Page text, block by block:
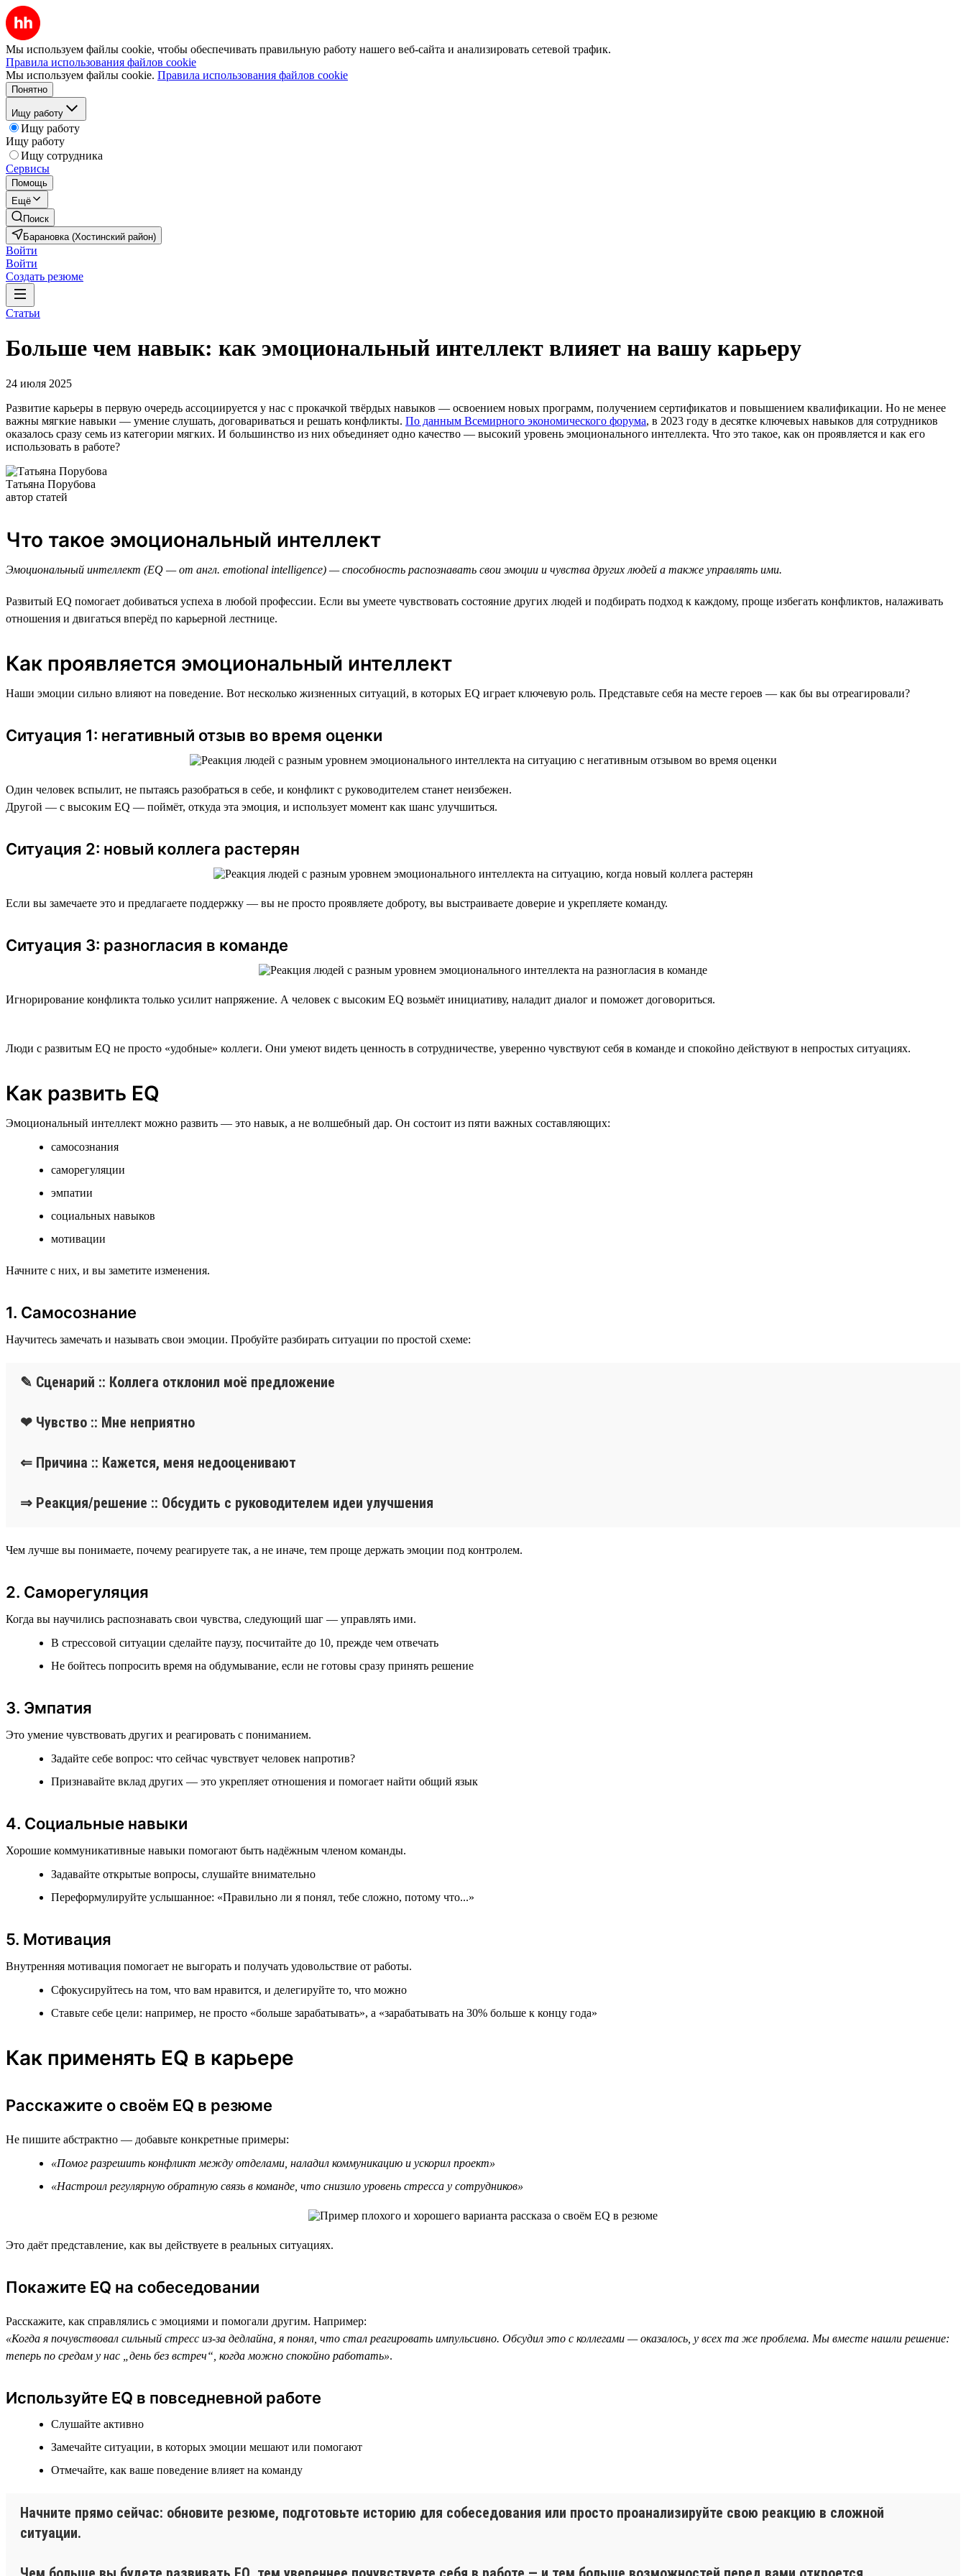
Мы используем файлы cookie, чтобы обеспечивать правильную работу нашего веб-сайта и анализировать сетевой трафик.
Правила использования файлов cookie
Мы используем файлы cookie. Правила использования файлов cookie
Понятно
Ищу работу
Ищу работу
Ищу работу
Ищу сотрудника
Сервисы
Помощь
Ещё
Поиск
Барановка (Хостинский район)
Войти
Войти
Создать резюме
Статьи
Больше чем навык: как эмоциональный интеллект влияет на вашу карьеру
24 июля 2025
Развитие карьеры в первую очередь ассоциируется у нас с прокачкой твёрдых навыков — освоением новых программ, получением сертификатов и повышением квалификации. Но не менее
важны мягкие навыки — умение слушать, договариваться и решать конфликты. По данным Всемирного экономического форума, в 2023 году в десятке ключевых навыков для сотрудников
оказалось сразу семь из категории мягких. И большинство из них объединяет одно качество — высокий уровень эмоционального интеллекта. Что это такое, как он проявляется и как его
использовать в работе?
Татьяна Порубова
автор статей
Что такое эмоциональный интеллект
Эмоциональный интеллект (EQ — от англ. emotional intelligence) — способность распознавать свои эмоции и чувства других людей а также управлять ими.
Развитый EQ помогает добиваться успеха в любой профессии. Если вы умеете чувствовать состояние других людей и подбирать подход к каждому, проще избегать конфликтов, налаживать
отношения и двигаться вперёд по карьерной лестнице.
Как проявляется эмоциональный интеллект
Наши эмоции сильно влияют на поведение. Вот несколько жизненных ситуаций, в которых EQ играет ключевую роль. Представьте себя на месте героев — как бы вы отреагировали?
Ситуация 1: негативный отзыв во время оценки
Один человек вспылит, не пытаясь разобраться в себе, и конфликт с руководителем станет неизбежен.
Другой — с высоким EQ — поймёт, откуда эта эмоция, и использует момент как шанс улучшиться.
Ситуация 2: новый коллега растерян
Если вы замечаете это и предлагаете поддержку — вы не просто проявляете доброту, вы выстраиваете доверие и укрепляете команду.
Ситуация 3: разногласия в команде
Игнорирование конфликта только усилит напряжение. А человек с высоким EQ возьмёт инициативу, наладит диалог и поможет договориться.
Люди с развитым EQ не просто «удобные» коллеги. Они умеют видеть ценность в сотрудничестве, уверенно чувствуют себя в команде и спокойно действуют в непростых ситуациях.
Как развить EQ
Эмоциональный интеллект можно развить — это навык, а не волшебный дар. Он состоит из пяти важных составляющих:
самосознания
саморегуляции
эмпатии
социальных навыков
мотивации
Начните с них, и вы заметите изменения.
1. Самосознание
Научитесь замечать и называть свои эмоции. Пробуйте разбирать ситуации по простой схеме:
✎ Сценарий :: Коллега отклонил моё предложение
❤ Чувство :: Мне неприятно
⇐ Причина :: Кажется, меня недооценивают
⇒ Реакция/решение :: Обсудить с руководителем идеи улучшения
Чем лучше вы понимаете, почему реагируете так, а не иначе, тем проще держать эмоции под контролем.
2. Саморегуляция
Когда вы научились распознавать свои чувства, следующий шаг — управлять ими.
В стрессовой ситуации сделайте паузу, посчитайте до 10, прежде чем отвечать
Не бойтесь попросить время на обдумывание, если не готовы сразу принять решение
3. Эмпатия
Это умение чувствовать других и реагировать с пониманием.
Задайте себе вопрос: что сейчас чувствует человек напротив?
Признавайте вклад других — это укрепляет отношения и помогает найти общий язык
4. Социальные навыки
Хорошие коммуникативные навыки помогают быть надёжным членом команды.
Задавайте открытые вопросы, слушайте внимательно
Переформулируйте услышанное: «Правильно ли я понял, тебе сложно, потому что...»
5. Мотивация
Внутренняя мотивация помогает не выгорать и получать удовольствие от работы.
Сфокусируйтесь на том, что вам нравится, и делегируйте то, что можно
Ставьте себе цели: например, не просто «больше зарабатывать», а «зарабатывать на 30% больше к концу года»
Как применять EQ в карьере
Расскажите о своём EQ в резюме
Не пишите абстрактно — добавьте конкретные примеры:
«Помог разрешить конфликт между отделами, наладил коммуникацию и ускорил проект»
«Настроил регулярную обратную связь в команде, что снизило уровень стресса у сотрудников»
Это даёт представление, как вы действуете в реальных ситуациях.
Покажите EQ на собеседовании
Расскажите, как справлялись с эмоциями и помогали другим. Например:
«Когда я почувствовал сильный стресс из-за дедлайна, я понял, что стал реагировать импульсивно. Обсудил это с коллегами — оказалось, у всех та же проблема. Мы вместе нашли решение:
теперь по средам у нас „день без встреч“, когда можно спокойно работать».
Используйте EQ в повседневной работе
Слушайте активно
Замечайте ситуации, в которых эмоции мешают или помогают
Отмечайте, как ваше поведение влияет на команду
Начните прямо сейчас: обновите резюме, подготовьте историю для собеседования или просто проанализируйте свою реакцию в сложной
ситуации.